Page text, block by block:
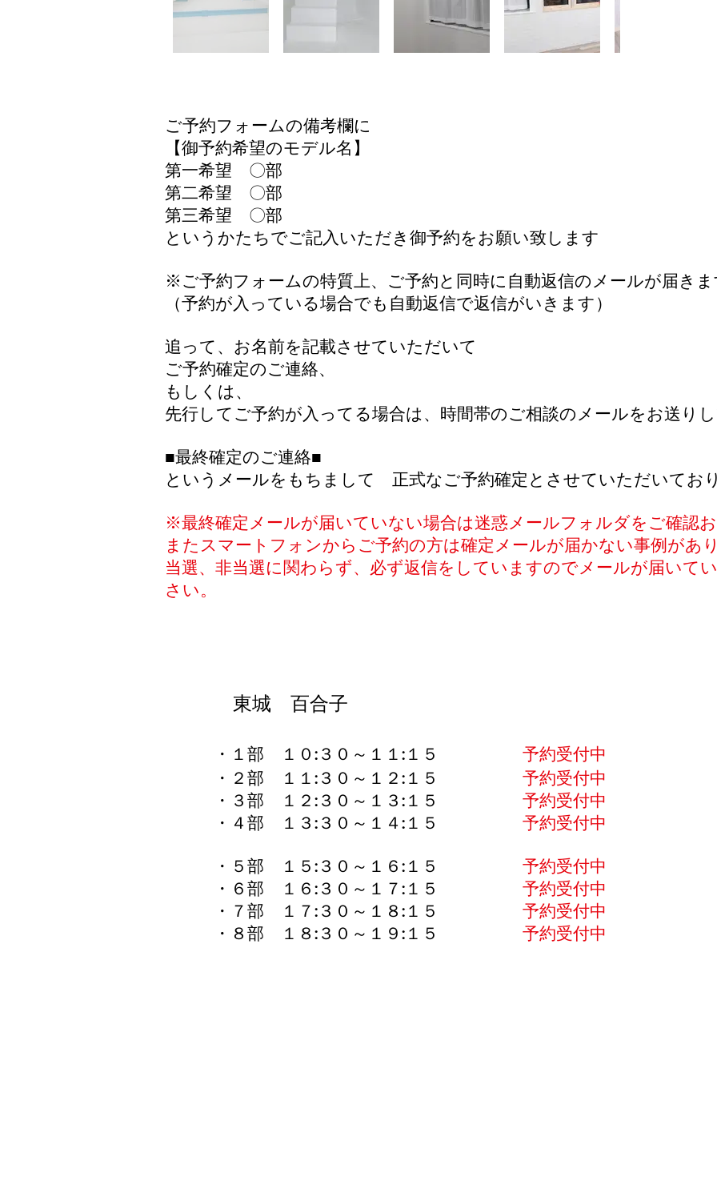
ご予約フォームの備考欄に
【御予約希望のモデル名】
第一希望 〇部
第二希望 〇部
第三希望 〇部
というかたちでご記入いただき御予約をお願い致します
※ご予約フォームの特質上、ご予約と同時に自動返信のメールが届きま
（予約が入っている場合でも自動返信で返信がいきます）
追って、お名前を記載させていただいて
ご予約確定のご連絡、
もしくは、
先行してご予約が入ってる場合は、時間帯のご相談のメールをお送り
■最終確定のご連絡■
というメールをもちまして 正式なご予約確定とさせていただいてお
※最終確定メールが届いていない場合は迷惑メールフォルダをご確認お
またスマートフォンからご予約の方は​確定メールが届かない事例があり
当選、非当選に関わらず、必ず返信をしていますのでメールが届いて
さい。
東城 百合子
・ ​１部 １０:３０～１１:１５ 予約受付中
・２部 １１:３０～１２:１５ 予約受付中
・３部 １２:３０～１３:１５ 予約受付中
・４部 １３:３０～１４:１５ 予約受付中
・５部 １５:３０～１６:１５ 予約受付中
・６部 １６:３０～１７:１５ 予約受付中
・７部 １７:３０～１８:１５ 予約受付中
・８部 １８:３０～１９:１５ 予約受付中